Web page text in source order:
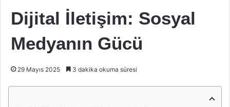
Dijital İletişim: Sosyal
Medyanın Gücü
29 Mayıs 2025 3 dakika okuma süresi